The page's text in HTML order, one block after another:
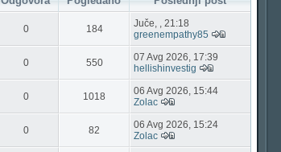
0 184
Juče, , 21:18
greenempathy85
0 550
07 Avg 2026, 17:39
hellishinvestig
0 1018
06 Avg 2026, 15:44
Zolac
0 82
06 Avg 2026, 15:24
Zolac